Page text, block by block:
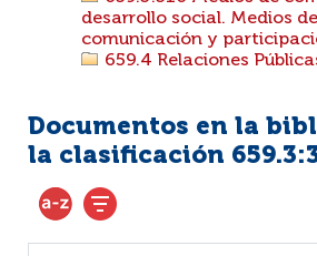
desarrollo social. Medios de
comunicación y
659.4 Relaciones
Documentos en la
la clasificación